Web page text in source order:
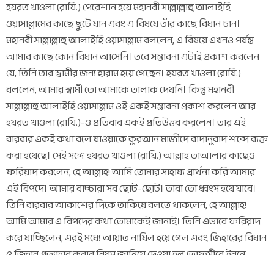
হযরত খাওলা (রাযি.) পেরেশান হয়ে মহানবী সাল্লাল্লাহু আলাইহি
ওয়াসাল্লামের কাছে ছুটে যান এবং এ বিষয়ে তাঁর কাছে বিধান চান।
মহানবী সাল্লাল্লাহু আলাইহি ওয়াসাল্লাম বললেন, এ বিষয়ে এখনও পর্যন্ত
আমার কাছে কোন বিধান আসেনি। তবে সম্ভাবনা এটাই প্রকাশ করলেন
যে, তিনি তার স্বামীর জন্য হারাম হয়ে গেছেন। হযরত খাওলা (রাযি.)
বললেন, আমার স্বামী তো আমাকে তালাক দেয়নি। কিন্তু মহানবী
সাল্লাল্লাহু আলাইহি ওয়াসাল্লাম ওই একই সম্ভাবনা প্রকাশ করলেন আর
হযরত খাওলা (রাযি.)-ও প্রতিবার একই প্রতিউত্তর করলেন। তার এই
বারবার একই কথা বলে যাওয়াকে কুরআন মাজীদে বাদানুবাদ শব্দে ব্যক্ত
করা হয়েছে। সেই সঙ্গে হযরত খাওলা (রাযি.) আল্লাহ তাআলার কাছেও
ফরিয়াদ করলেন, হে আল্লাহ! আমি তোমার সাহায্য প্রার্থনা করি আমার
এই বিপদে। আমার বাচ্চারা সব ছোট-ছোট। তারা তো ধ্বংস হয়ে যাবে।
তিনি বারবার আকাশের দিকে তাকিয়ে বলতে থাকলেন, হে আল্লাহ!
আমি আমার এ বিপদের কথা তোমাকেই জানাই। তিনি এভাবে ফরিয়াদ
করে যাচ্ছিলেন, এরই মধ্যে আয়াত নাযিল হয়ে গেল এবং জিহারের বিধান